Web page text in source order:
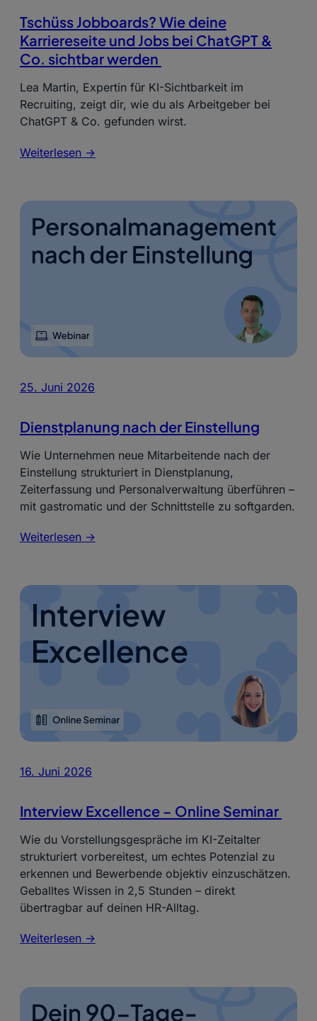
Tschüss Jobboards? Wie deine
Karriereseite und Jobs bei ChatGPT &
Co. sichtbar werden
Lea Martin, Expertin für KI-Sichtbarkeit im
Recruiting, zeigt dir, wie du als Arbeitgeber bei
ChatGPT & Co. gefunden wirst.
Weiterlesen ->
25. Juni 2026
Dienstplanung nach der Einstellung
Wie Unternehmen neue Mitarbeitende nach der
Einstellung strukturiert in Dienstplanung,
Zeiterfassung und Personalverwaltung überführen –
mit gastromatic und der Schnittstelle zu softgarden.
Weiterlesen ->
16. Juni 2026
Interview Excellence – Online Seminar
Wie du Vorstellungsgespräche im KI-Zeitalter
strukturiert vorbereitest, um echtes Potenzial zu
erkennen und Bewerbende objektiv einzuschätzen.
Geballtes Wissen in 2,5 Stunden – direkt
übertragbar auf deinen HR-Alltag.
Weiterlesen ->